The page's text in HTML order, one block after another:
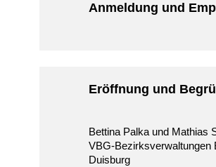
Anmeldung und
Eröffnung und
Bettina Palka und Mathias
VBG-Bezirksverwaltungen
Duisburg